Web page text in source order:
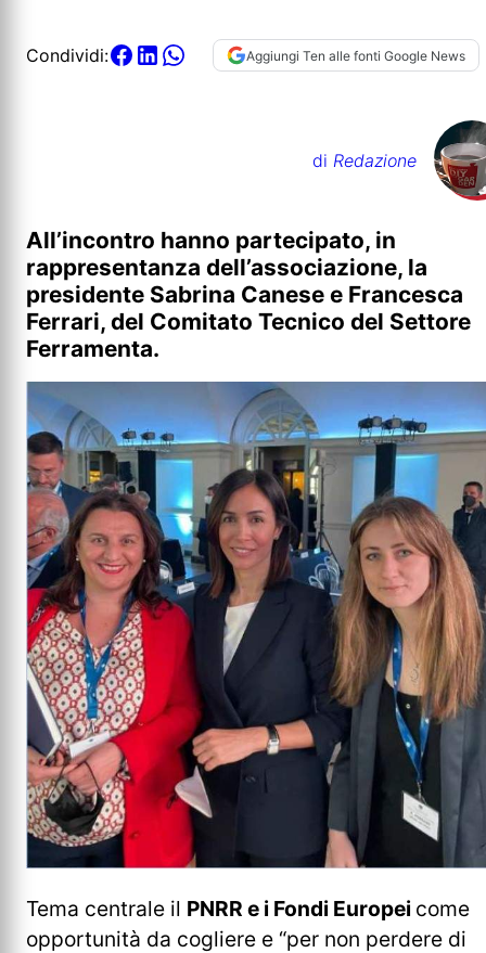
Condividi: Aggiungi Ten alle fonti Google News
di Redazione
All’incontro hanno partecipato, in
rappresentanza dell’associazione, la
presidente Sabrina Canese e Francesca
Ferrari, del Comitato Tecnico del Settore
Ferramenta.
Tema centrale il PNRR e i Fondi Europei come
opportunità da cogliere e “per non perdere di